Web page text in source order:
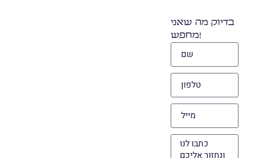
בדיוק מה שאני
מחפש!